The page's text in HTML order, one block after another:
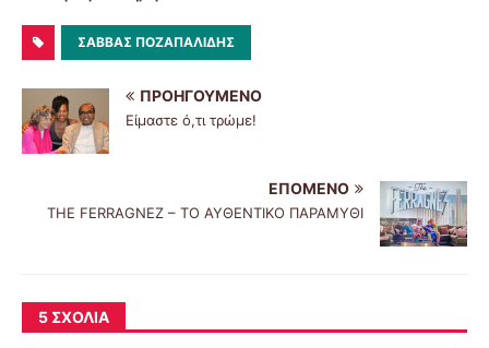
ΣΆΒΒΑΣ ΠΟΖΑΠΑΛΊΔΗΣ
ΠΡΟΗΓΟΎΜΕΝΟ
Είμαστε ό,τι τρώμε!
ΕΠΌΜΕΝΟ
THE FERRAGNEZ – ΤΟ ΑΥΘΕΝΤΙΚΟ ΠΑΡΑΜΥΘΙ
5 ΣΧΌΛΙΑ